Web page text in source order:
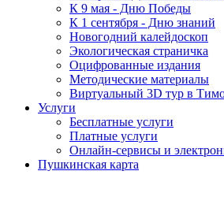
К 9 мая - Дню Победы
К 1 сентября - Дню знаний
Новогодний калейдоскоп
Экологическая страничка
Оцифрованные издания
Методические материалы
Виртуальный 3D тур в
Услуги
Бесплатные услуги
Платные услуги
Онлайн-сервисы и
Пушкинская карта